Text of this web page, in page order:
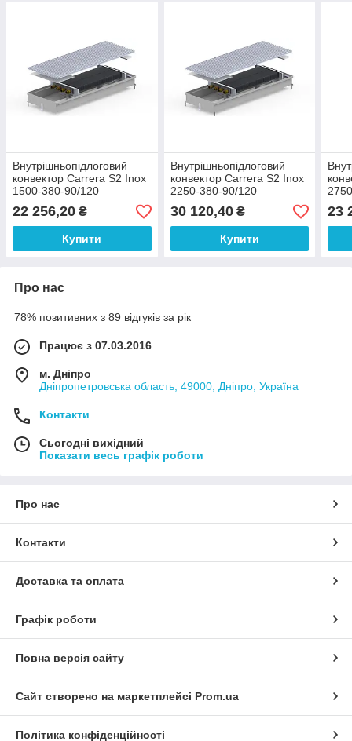
Внутрішньопідлоговий
конвектор Carrera S2 Inox
1500-380-90/120
22 256,20 ₴
Купити
Внутрішньопідлоговий
конвектор Carrera S2 Inox
2250-380-90/120
30 120,40₴
Купити
23
Про нас
78% позитивних з 89 відгуків за рік
Працює з 07.03.2016
м. Дніпро
Дніпропетровська область, 49000, Дніпро, Україна
Контакти
Сьогодні вихідний
Показати весь графік роботи
Про нас
Контакти
Доставка та оплата
Графік роботи
Повна версія сайту
Сайт створено на маркетплейсі Prom.ua
Політика конфіденційності